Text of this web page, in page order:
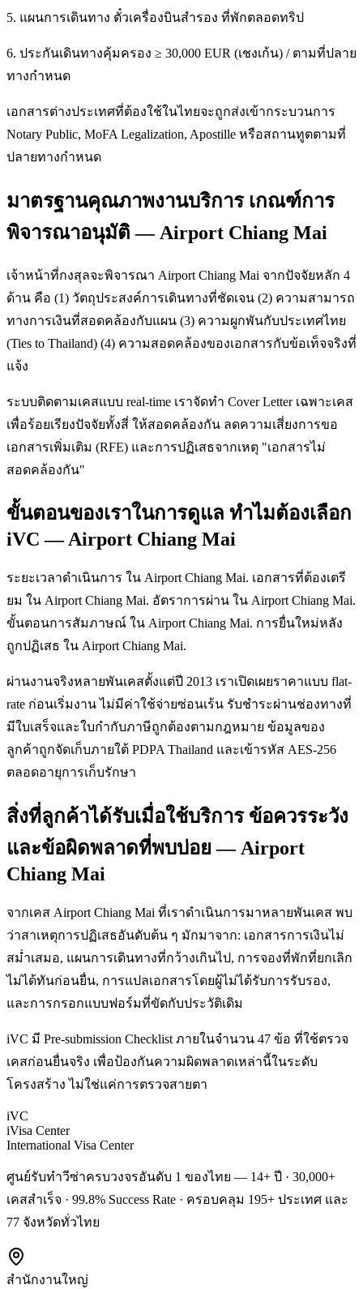
5. แผนการเดินทาง ตั๋วเครื่องบินสำรอง ที่พักตลอดทริป
6. ประกันเดินทางคุ้มครอง ≥ 30,000 EUR (เชงเก้น) / ตามที่ปลาย
ทางกำหนด
เอกสารต่างประเทศที่ต้องใช้ในไทยจะถูกส่งเข้ากระบวนการ
Notary Public, MoFA Legalization, Apostille หรือสถานทูตตามที่
ปลายทางกำหนด
มาตรฐานคุณภาพงานบริการ เกณฑ์การ
พิจารณาอนุมัติ — Airport Chiang Mai
เจ้าหน้าที่กงสุลจะพิจารณา Airport Chiang Mai จากปัจจัยหลัก 4
ด้าน คือ (1) วัตถุประสงค์การเดินทางที่ชัดเจน (2) ความสามารถ
ทางการเงินที่สอดคล้องกับแผน (3) ความผูกพันกับประเทศไทย
(Ties to Thailand) (4) ความสอดคล้องของเอกสารกับข้อเท็จจริงที่
แจ้ง
ระบบติดตามเคสแบบ real-time เราจัดทำ Cover Letter เฉพาะเคส
เพื่อร้อยเรียงปัจจัยทั้งสี่ ให้สอดคล้องกัน ลดความเสี่ยงการขอ
เอกสารเพิ่มเติม (RFE) และการปฏิเสธจากเหตุ "เอกสารไม่
สอดคล้องกัน"
ขั้นตอนของเราในการดูแล ทำไมต้องเลือก
iVC — Airport Chiang Mai
ระยะเวลาดำเนินการ ใน Airport Chiang Mai. เอกสารที่ต้องเตรี
ยม ใน Airport Chiang Mai. อัตราการผ่าน ใน Airport Chiang Mai.
ขั้นตอนการสัมภาษณ์ ใน Airport Chiang Mai. การยื่นใหม่หลัง
ถูกปฏิเสธ ใน Airport Chiang Mai.
ผ่านงานจริงหลายพันเคสตั้งแต่ปี 2013 เราเปิดเผยราคาแบบ flat-
rate ก่อนเริ่มงาน ไม่มีค่าใช้จ่ายซ่อนเร้น รับชำระผ่านช่องทางที่
มีใบเสร็จและใบกำกับภาษีถูกต้องตามกฎหมาย ข้อมูลของ
ลูกค้าถูกจัดเก็บภายใต้ PDPA Thailand และเข้ารหัส AES-256
ตลอดอายุการเก็บรักษา
สิ่งที่ลูกค้าได้รับเมื่อใช้บริการ ข้อควรระวัง
และข้อผิดพลาดที่พบบ่อย — Airport
Chiang Mai
จากเคส Airport Chiang Mai ที่เราดำเนินการมาหลายพันเคส พบ
ว่าสาเหตุการปฏิเสธอันดับต้น ๆ มักมาจาก: เอกสารการเงินไม่
สม่ำเสมอ, แผนการเดินทางที่กว้างเกินไป, การจองที่พักที่ยกเลิก
ไม่ได้ทันก่อนยื่น, การแปลเอกสารโดยผู้ไม่ได้รับการรับรอง,
และการกรอกแบบฟอร์มที่ขัดกับประวัติเดิม
iVC มี Pre-submission Checklist ภายในจำนวน 47 ข้อ ที่ใช้ตรวจ
เคสก่อนยื่นจริง เพื่อป้องกันความผิดพลาดเหล่านี้ในระดับ
โครงสร้าง ไม่ใช่แค่การตรวจสายตา
iVC
iVisa Center
International Visa Center
ศูนย์รับทำวีซ่าครบวงจรอันดับ 1 ของไทย — 14+ ปี · 30,000+
เคสสำเร็จ · 99.8% Success Rate · ครอบคลุม 195+ ประเทศ และ
77 จังหวัดทั่วไทย
สำนักงานใหญ่